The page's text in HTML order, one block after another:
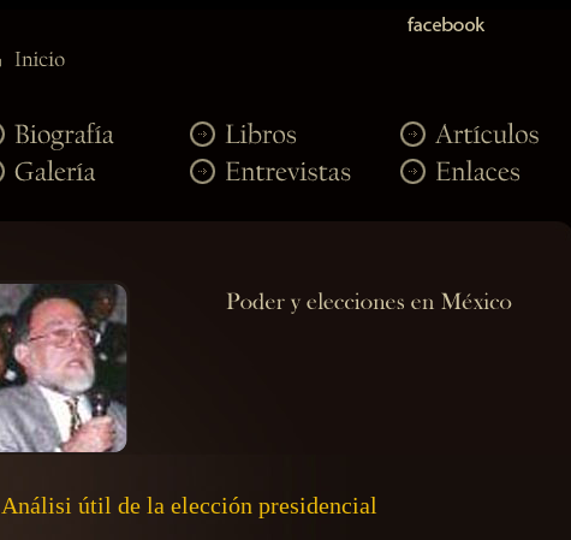
Análisi útil de la elección presidencial